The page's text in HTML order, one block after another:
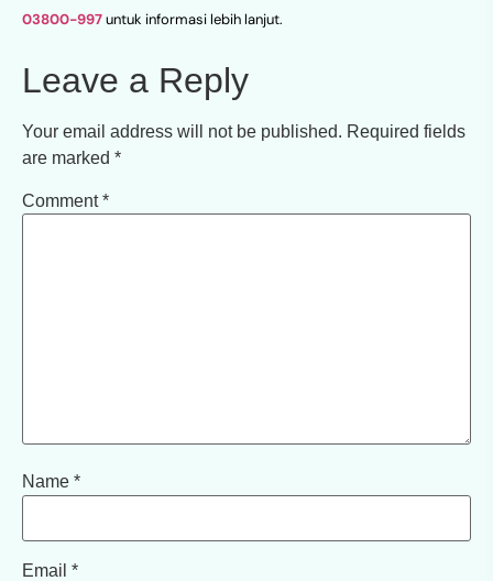
03800-997untuk informasi lebih lanjut.
Leave a Reply
Your email address will not be published. Required fields
are marked *
Comment*
Name *
Email *